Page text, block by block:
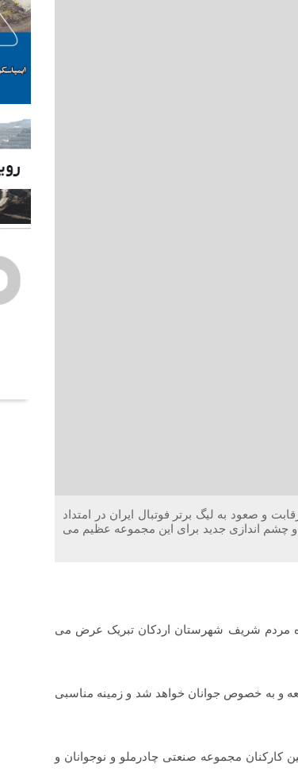
و صعود به لیگ برتر فوتبال ایران در امتداد
چشم اندازی جدید برای این مجموعه عظیم می
مردم شریف شهرستان اردکان تبریک عرض می
و به خصوص جوانان خواهد شد و زمینه مناسبی
مجموعه صنعتی چادرملو و نوجوانان و